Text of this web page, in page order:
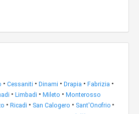
• Cessaniti • Dinami • Drapia • Fabrizia •
• Limbadi • Mileto • Monterosso
• Ricadi • San Calogero • Sant'Onofrio •